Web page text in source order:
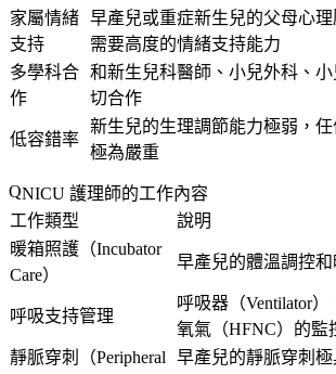
家屬情緒
支持
早產兒或重症新生兒的父母心
需要高度的情緒支持能力
多學科合
作
和新生兒科醫師、小兒外科、
切合作
低容錯率
新生兒的生理調節能力極弱，
極為嚴重
NICU 護理師的工作內容
工作類型
說明
暖箱照護（Incubator
Care）
早產兒的體溫調控
呼吸支持管理
呼吸器（Ventilator
氧氣（HFNC）的監
靜脈穿刺（Peripheral
早產兒的靜脈穿刺極